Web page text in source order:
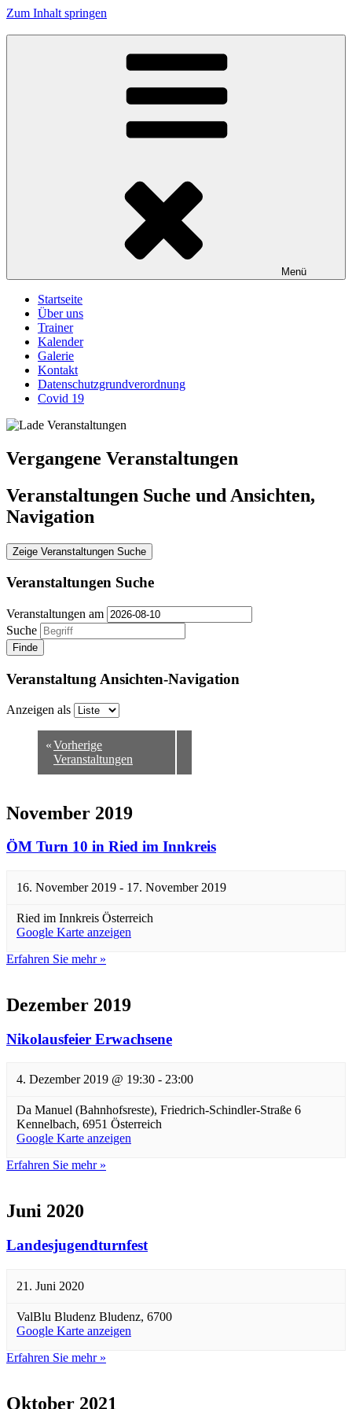
Zum Inhalt springen
Turnerschaft Kennelbach
Menü
Startseite
Über uns
Trainer
Kalender
Galerie
Kontakt
Datenschutzgrundverordnung
Covid 19
Vergangene Veranstaltungen
Veranstaltungen Suche und Ansichten,
Navigation
Zeige Veranstaltungen Suche
Veranstaltungen Suche
Veranstaltungen am
Suche
Veranstaltung Ansichten-Navigation
Anzeigen als
«Vorherige
Veranstaltungen
November 2019
ÖM Turn 10 in Ried im Innkreis
16. November 2019 - 17. November 2019
Ried im Innkreis Österreich
Google Karte anzeigen
Erfahren Sie mehr »
Dezember 2019
Nikolausfeier Erwachsene
4. Dezember 2019 @ 19:30 - 23:00
Da Manuel (Bahnhofsreste), Friedrich-Schindler-Straße 6
Kennelbach, 6951 Österreich
Google Karte anzeigen
Erfahren Sie mehr »
Juni 2020
Landesjugendturnfest
21. Juni 2020
ValBlu Bludenz Bludenz, 6700
Google Karte anzeigen
Erfahren Sie mehr »
Oktober 2021